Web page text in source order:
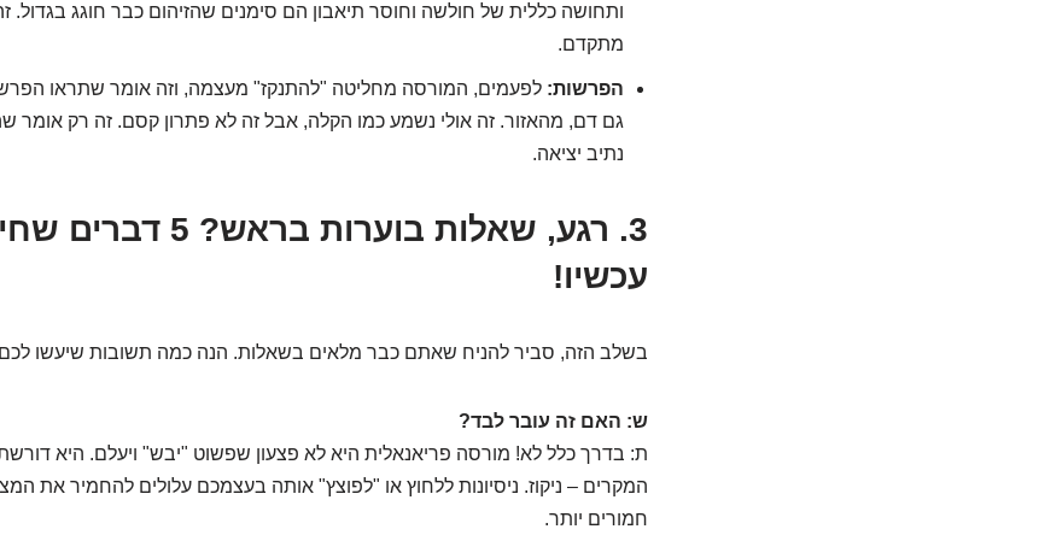
ותחושה כללית של חולשה וחוסר תיאבון הם סימנים שהזיהום כבר חוגג
מתקדם.
הפרשות: לפעמים, המורסה מחליטה "להתנקז" מעצמה, וזה אומר שתראו
גם דם, מהאזור. זה אולי נשמע כמו הקלה, אבל זה לא פתרון קסם. זה רק אומר
נתיב יציאה.
3. רגע, שאלות בוערות
עכשיו!
בשלב הזה, סביר להניח שאתם כבר מלאים בשאלות. הנה כמה תשובות שיעשו
ש: האם זה עובר לבד?
ת: בדרך כלל לא! מורסה פריאנאלית היא לא פצעון שפשוט "יבש" ויעלם. היא דורשת
המקרים – ניקוז. ניסיונות ללחוץ או "לפוצץ" אותה בעצמכם עלולים להחמיר את
חמורים יותר.